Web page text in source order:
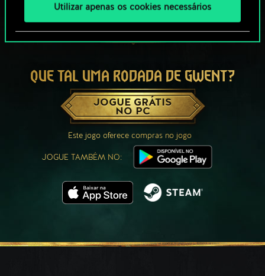
Utilizar apenas os cookies necessários
QUE TAL UMA RODADA DE GWENT?
JOGUE GRÁTIS
NO PC
Este jogo oferece compras no jogo
JOGUE TAMBÉM NO: